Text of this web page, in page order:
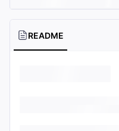
README